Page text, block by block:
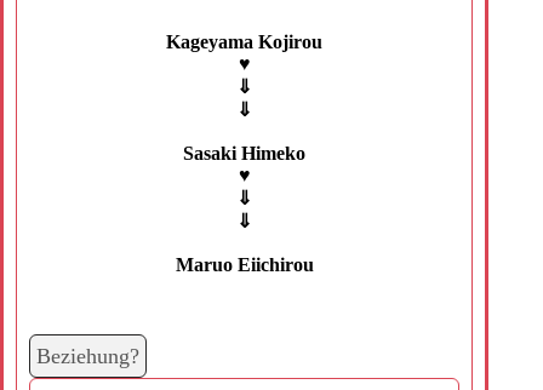
Kageyama Kojirou
♥
⇓
⇓
Sasaki Himeko
♥
⇓
⇓
Maruo Eiichirou
Beziehung?